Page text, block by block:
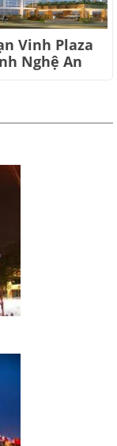
Vinh Plaza
Nghệ An